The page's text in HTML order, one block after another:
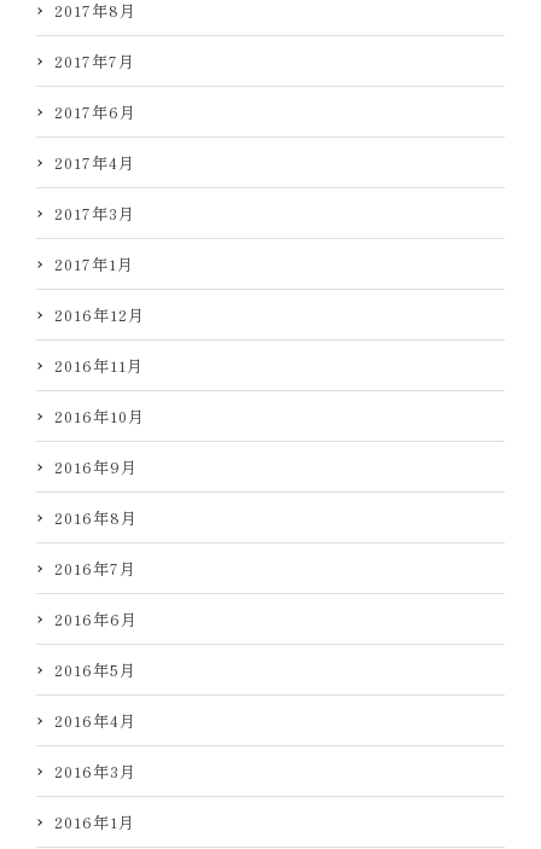
2017年8月
2017年7月
2017年6月
2017年4月
2017年3月
2017年1月
2016年12月
2016年11月
2016年10月
2016年9月
2016年8月
2016年7月
2016年6月
2016年5月
2016年4月
2016年3月
2016年1月